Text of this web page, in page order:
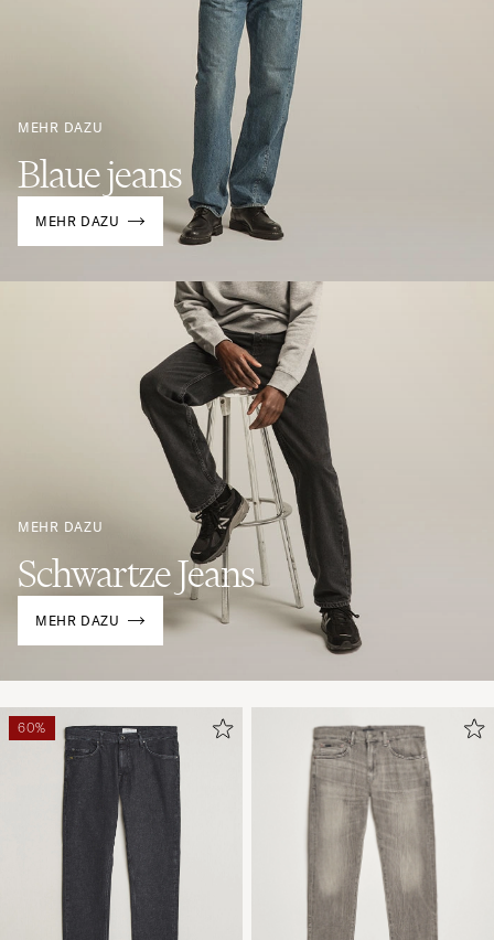
60%
Blaue jeans
MEHR DAZU
MEHR DAZU
Schwartze Jeans
MEHR DAZU
MEHR DAZU